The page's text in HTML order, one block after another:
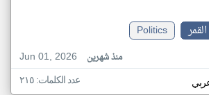
Politics
Jun 01, 2026
منذ شهرين
عدد الكلمات: ٢١٥